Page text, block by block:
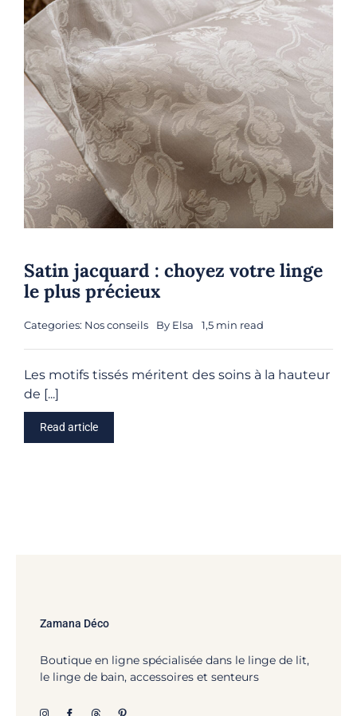
Satin jacquard : choyez votre linge
le plus précieux
Categories: Nos conseils By Elsa 1,5 min read
Les motifs tissés méritent des soins à la hauteur
de [...]
Read article
Zamana Déco
Boutique en ligne spécialisée dans le linge de lit,
le linge de bain, accessoires et senteurs